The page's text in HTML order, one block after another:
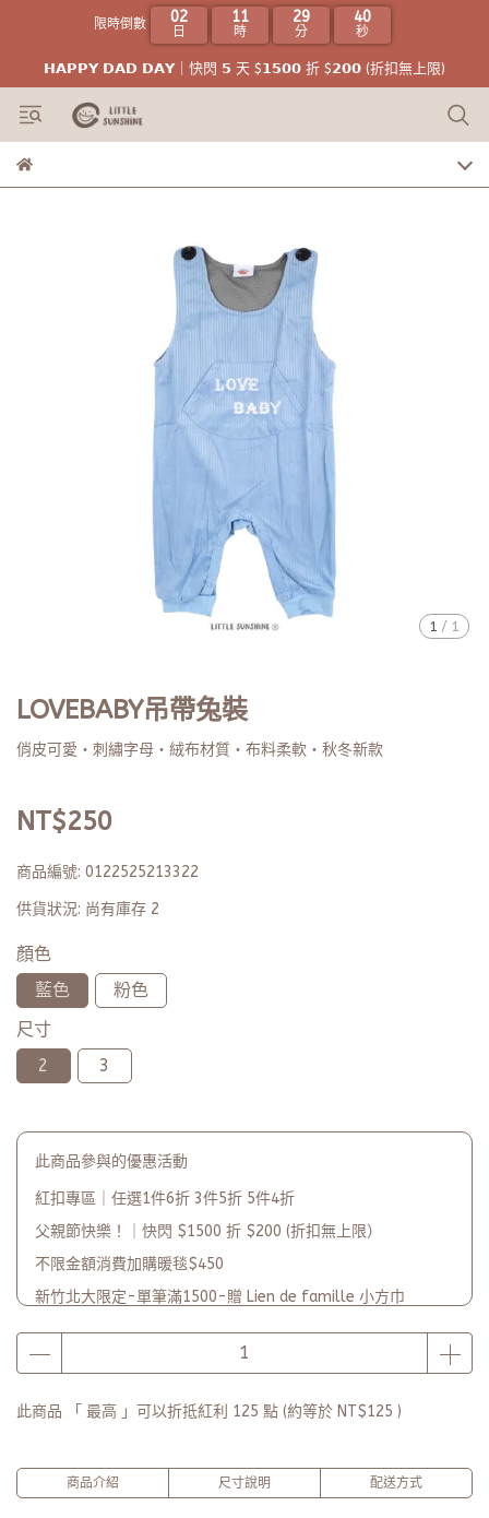
限時倒數 02
日
11
時
29
分
39
秒
𝗛𝗔𝗣𝗣𝗬 𝗗𝗔𝗗 𝗗𝗔𝗬｜快閃 𝟱 天 $𝟭𝟱𝟬𝟬 折 $𝟮𝟬𝟬 (折扣無上限)
1 / 1
LOVEBABY吊帶兔裝
俏皮可愛・刺繡字母・絨布材質・布料柔軟・秋冬新款
NT$250
商品編號: 0122525213322
供貨狀況: 尚有庫存 2
顏色
藍色
粉色
尺寸
2
3
此商品參與的優惠活動
紅扣專區｜任選1件6折 3件5折 5件4折
父親節快樂！｜快閃 $1500 折 $200 (折扣無上限）
不限金額消費加購暖毯$450
新竹北大限定-單筆滿1500-贈 Lien de famille 小方巾
單筆滿2500-贈 品牌收納環保袋-慶開幕
品牌2週年PARTY單筆滿$5000-贈【品牌多功能披肩暖毯】(數
此商品 「 最高 」可以折抵紅利 125 點 (約等於 NT$125 )
商品介紹 尺寸說明 配送方式